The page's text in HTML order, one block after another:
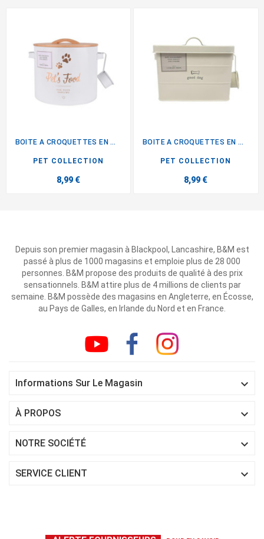
BOITE A CROQUETTES EN METAL
PET COLLECTION
8,99 €
BOITE A CROQUETTES EN METAL
PET COLLECTION
8,99 €
Depuis son premier magasin à Blackpool, Lancashire, B&M est
passé à plus de 1000 magasins et emploie plus de 28 000
personnes. B&M propose des produits de qualité à des prix
sensationnels. B&M attire plus de 4 millions de clients par
semaine. B&M possède des magasins en Angleterre, en Écosse,
au Pays de Galles, en Irlande du Nord et en France.
Informations Sur Le Magasin 
À PROPOS 
NOTRE SOCIÉTÉ 
SERVICE CLIENT 